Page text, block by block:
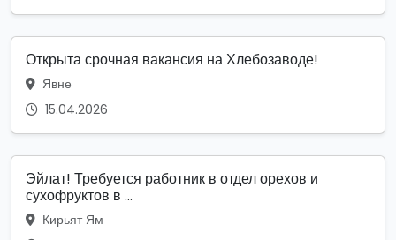
Открыта срочная вакансия на Хлебозаводе!
Явне
15.04.2026
Эйлат! Требуется работник в отдел орехов и
сухофруктов в ...
Кирьят Ям